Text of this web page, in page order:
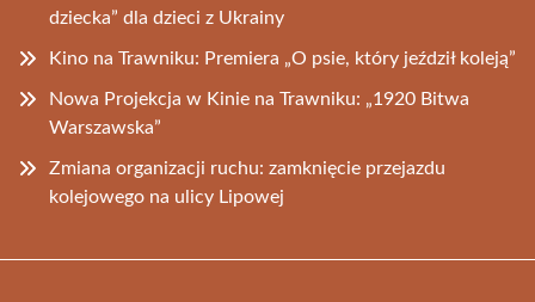
dziecka” dla dzieci z Ukrainy
Kino na Trawniku: Premiera „O psie, który jeździł koleją”
Nowa Projekcja w Kinie na Trawniku: „1920 Bitwa
Warszawska”
Zmiana organizacji ruchu: zamknięcie przejazdu
kolejowego na ulicy Lipowej